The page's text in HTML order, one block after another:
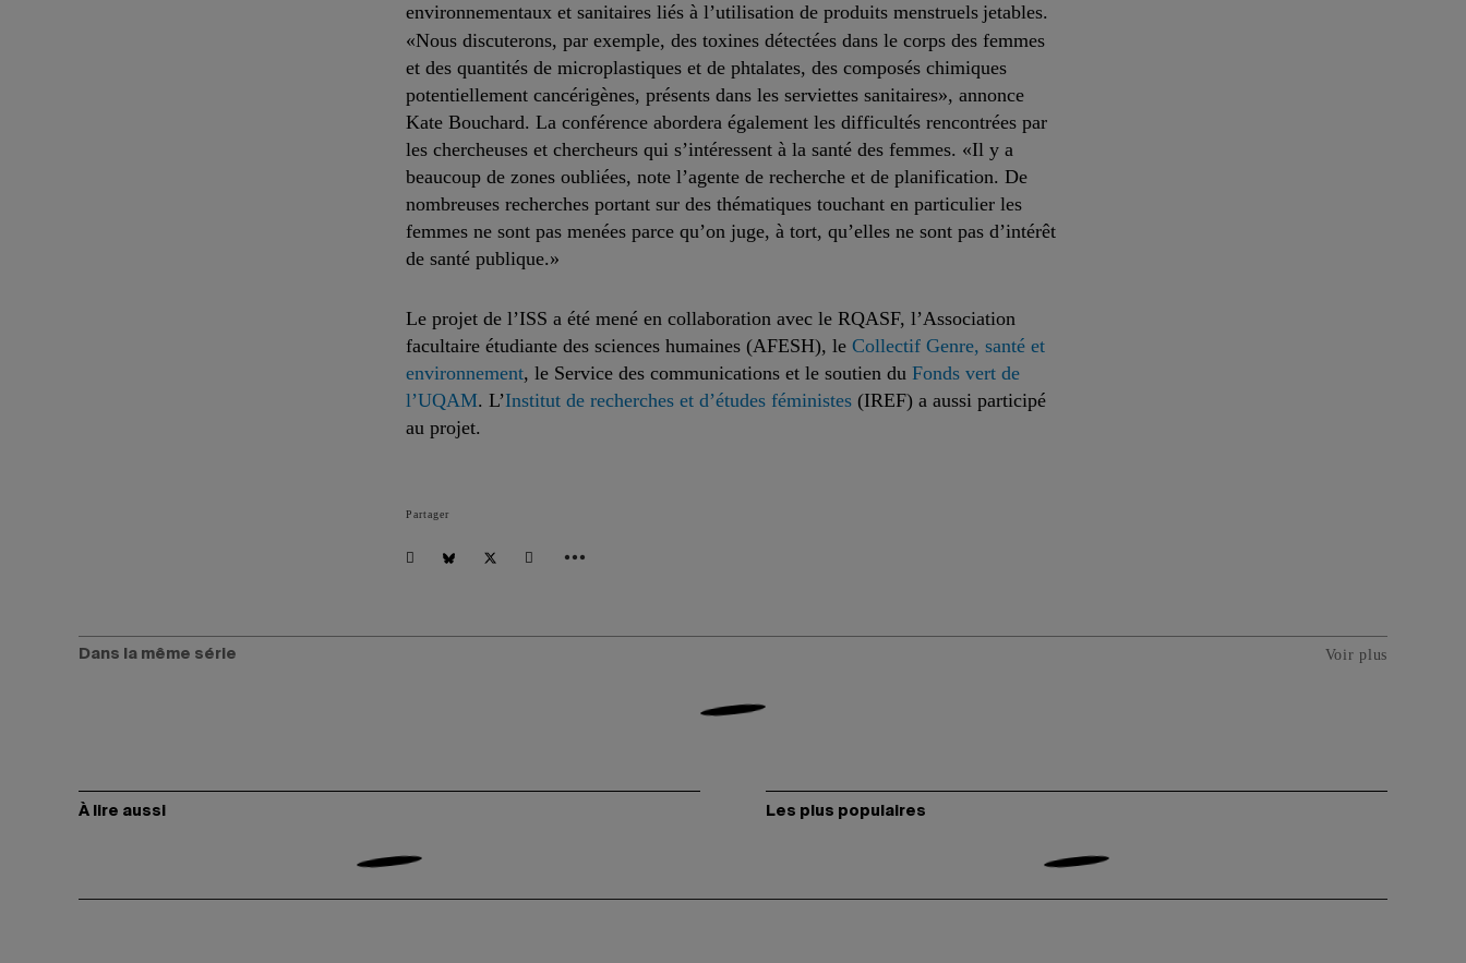
environnementaux et sanitaires liés à l’utilisation de produits menstruels jetables.
«Nous discuterons, par exemple, des toxines détectées dans le corps des femmes
et des quantités de microplastiques et de phtalates, des composés chimiques
potentiellement cancérigènes, présents dans les serviettes sanitaires», annonce
Kate Bouchard. La conférence abordera également les difficultés rencontrées par
les chercheuses et chercheurs qui s’intéressent à la santé des femmes. «Il y a
beaucoup de zones oubliées, note l’agente de recherche et de planification. De
nombreuses recherches portant sur des thématiques touchant en particulier les
femmes ne sont pas menées parce qu’on juge, à tort, qu’elles ne sont pas d’intérêt
de santé publique.»
Le projet de l’ISS a été mené en collaboration avec le RQASF, l’Association
facultaire étudiante des sciences humaines (AFESH), le Collectif Genre, santé et
environnement, le Service des communications et le soutien du Fonds vert de
l’UQAM. L’Institut de recherches et d’études féministes (IREF) a aussi participé
au projet.
Partager
Dans la même série Voir plus
À lire aussi Les plus populaires